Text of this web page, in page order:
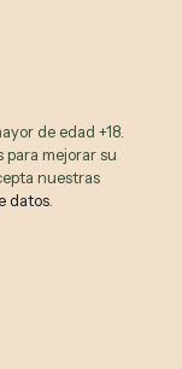
de edad +18.
para mejorar su
nuestras
datos.